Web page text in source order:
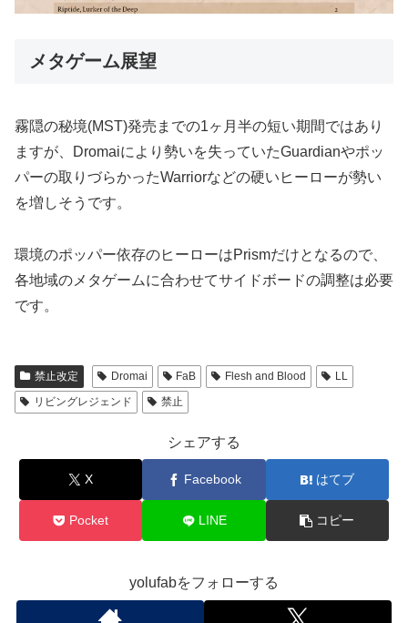
メタゲーム展望
霧隠の秘境(MST)発売までの1ヶ月半の短い期間ではあり
ますが、Dromaiにより勢いを失っていたGuardianやポッ
パーの取りづらかったWarriorなどの硬いヒーローが勢い
を増しそうです。
環境のポッパー依存のヒーローはPrismだけとなるので、
各地域のメタゲームに合わせてサイドボードの調整は必要
です。
禁止改定 Dromai FaB Flesh and Blood
LL
リビングレジェンド
禁止
シェアする
X Facebook はてブ
Pocket LINE コピー
yolufabをフォローする